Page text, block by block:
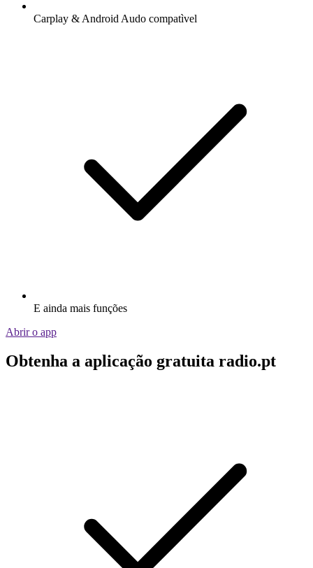
Carplay & Android Audo compatìvel
E ainda mais funções
Abrir o app
Obtenha a aplicação gratuita radio.pt